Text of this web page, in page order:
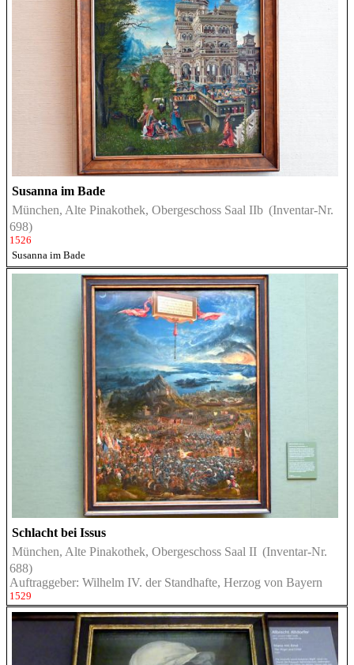
Susanna im Bade
München, Alte Pinakothek, Obergeschoss Saal IIb (Inventar-Nr.
698)
1526
Susanna im Bade
Schlacht bei Issus
München, Alte Pinakothek, Obergeschoss Saal II (Inventar-Nr.
688)
Auftraggeber: Wilhelm IV. der Standhafte, Herzog von Bayern
1529